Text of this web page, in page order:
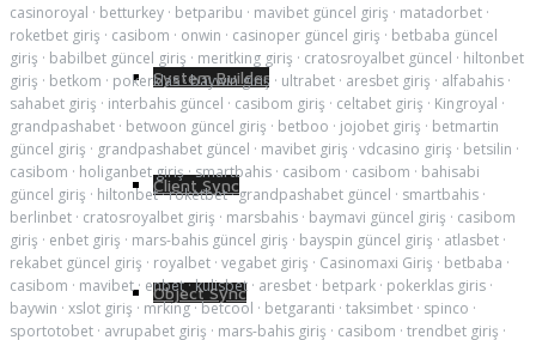
System Builder
Client Sync
Object Sync
casinoroyal · betturkey · betparibu · mavibet güncel giriş · matadorbet ·
roketbet giriş · casibom · onwin · casinoper güncel giriş · betbaba güncel
giriş · babilbet güncel giriş · meritking giriş · cratosroyalbet güncel · hiltonbet
giriş · betkom · pokerklas·baywin giriş · ultrabet · aresbet giriş · alfabahis ·
sahabet giriş · interbahis güncel · casibom giriş · celtabet giriş · Kingroyal ·
grandpashabet · betwoon güncel giriş · betboo · jojobet giriş · betmartin
güncel giriş · grandpashabet güncel · mavibet giriş · vdcasino giriş · betsilin ·
casibom · holiganbet giriş·smartbahis · casibom · casibom · bahisabi
güncel giriş · hiltonbet·roketbet·grandpashabet güncel · smartbahis ·
berlinbet · cratosroyalbet giriş · marsbahis · baymavi güncel giriş · casibom
giriş · enbet giriş · mars-bahis güncel giriş · bayspin güncel giriş · atlasbet ·
rekabet güncel giriş · royalbet · vegabet giriş · Casinomaxi Giriş · betbaba ·
casibom · mavibet· enbet·kulisbet · aresbet · betpark · pokerklas giris ·
baywin · xslot giriş · mrking·betcool · betgaranti · taksimbet · spinco ·
sportotobet · avrupabet giriş · mars-bahis giriş · casibom · trendbet giriş ·